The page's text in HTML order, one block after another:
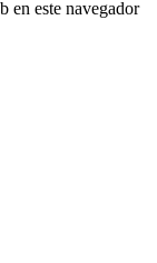
en este navegador